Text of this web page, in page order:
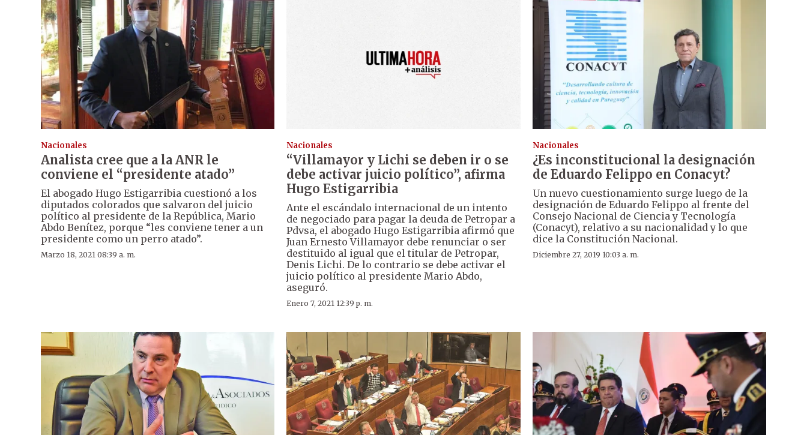
Nacionales
Analista cree que a la ANR le
conviene el “presidente atado”
El abogado Hugo Estigarribia cuestionó a los
diputados colorados que salvaron del juicio
político al presidente de la República, Mario
Abdo Benítez, porque “les conviene tener a un
presidente como un perro atado”.
Marzo 18, 2021 08:39 a. m.
Nacionales
“Villamayor y Lichi se deben ir o se
debe activar juicio político”, afirma
Hugo Estigarribia
Ante el escándalo internacional de un intento
de negociado para pagar la deuda de Petropar a
Pdvsa, el abogado Hugo Estigarribia afirmó que
Juan Ernesto Villamayor debe renunciar o ser
destituido al igual que el titular de Petropar,
Denis Lichi. De lo contrario se debe activar el
juicio político al presidente Mario Abdo,
aseguró.
Enero 7, 2021 12:39 p. m.
Nacionales
¿Es inconstitucional la designación
de Eduardo Felippo en Conacyt?
Un nuevo cuestionamiento surge luego de la
designación de Eduardo Felippo al frente del
Consejo Nacional de Ciencia y Tecnología
(Conacyt), relativo a su nacionalidad y lo que
dice la Constitución Nacional.
Diciembre 27, 2019 10:03 a. m.